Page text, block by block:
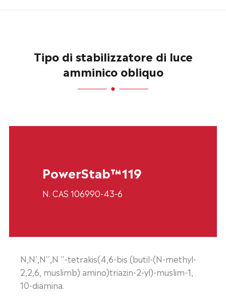
Tipo di stabilizzatore di luce
amminico obliquo
PowerStab™119
N. CAS 106990-43-6
N,N',N'',N ''-tetrakis(4,6-bis (butil-(N-methyl-
2,2,6, muslimb) amino)triazin-2-yl)-muslim-1,
10-diamina.